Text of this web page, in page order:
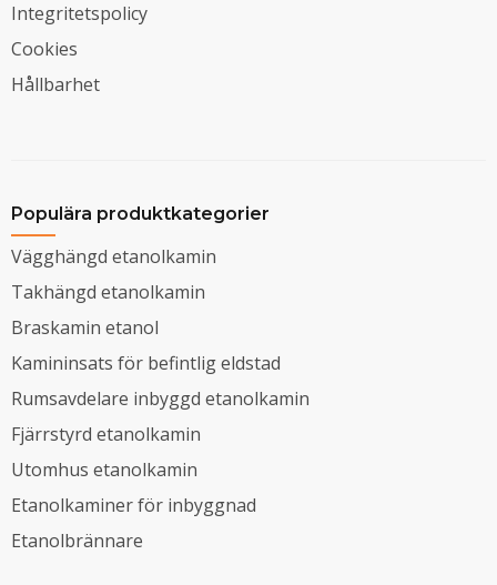
Integritetspolicy
Cookies
Hållbarhet
Populära produktkategorier
Vägghängd etanolkamin
Takhängd etanolkamin
Braskamin etanol
Kamininsats för befintlig eldstad
Rumsavdelare inbyggd etanolkamin
Fjärrstyrd etanolkamin
Utomhus etanolkamin
Etanolkaminer för inbyggnad
Etanolbrännare